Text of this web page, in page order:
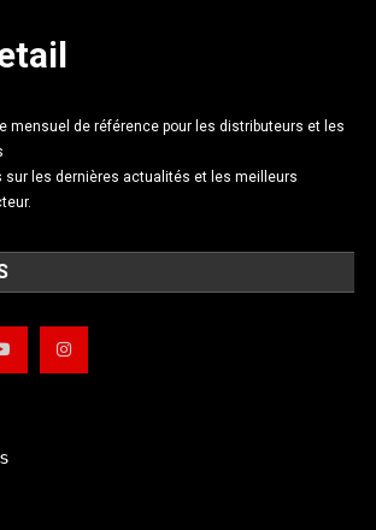
mensuel de référence pour les distributeurs et les
sur les dernières actualités et les meilleurs